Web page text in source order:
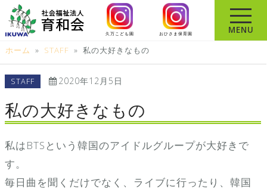
ン
テ
ン
キ
プ
久万こども園 おひさま保育園
MENU
ホーム » STAFF » 私の大好きなもの
STAFF 2020年12月5日
私の大好きなもの
私はBTSという韓国のアイドルグループが大好きで
す。
毎日曲を聞くだけでなく、ライブに行ったり、韓国